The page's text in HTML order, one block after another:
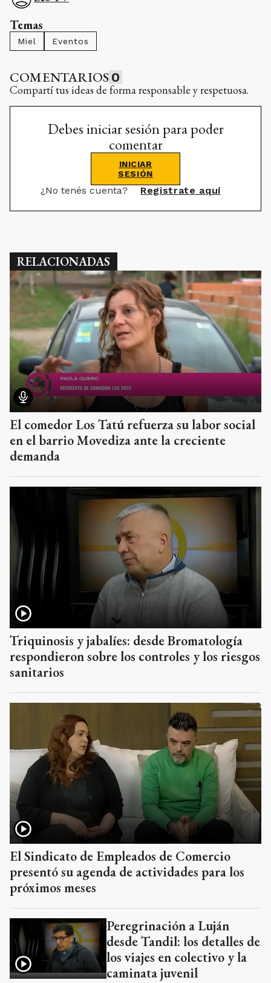
Temas
Miel Eventos
COMENTARIOS 0
Compartí tus ideas de forma responsable y respetuosa.
Debes iniciar sesión para poder
comentar
INICIAR
SESIÓN
¿No tenés cuenta? Registrate aquí
RELACIONADAS
El comedor Los Tatú refuerza su labor social
en el barrio Movediza ante la creciente
demanda
Triquinosis y jabalíes: desde Bromatología
respondieron sobre los controles y los riesgos
sanitarios
El Sindicato de Empleados de Comercio
presentó su agenda de actividades para los
próximos meses
Peregrinación a Luján
desde Tandil: los detalles de
los viajes en colectivo y la
caminata juvenil